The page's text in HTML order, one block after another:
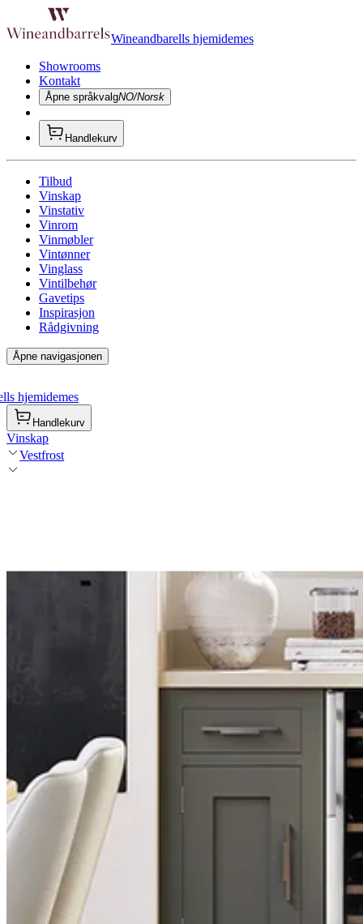
Wineandbarells hjemidemes
Showrooms
Kontakt
Åpne språkvalgNO/Norsk
Handlekurv
Tilbud
Vinskap
Vinstativ
Vinrom
Vinmøbler
Vintønner
Vinglass
Vintilbehør
Gavetips
Inspirasjon
Rådgivning
Åpne navigasjonen
hjemidemes
Handlekurv
Vinskap
Vestfrost